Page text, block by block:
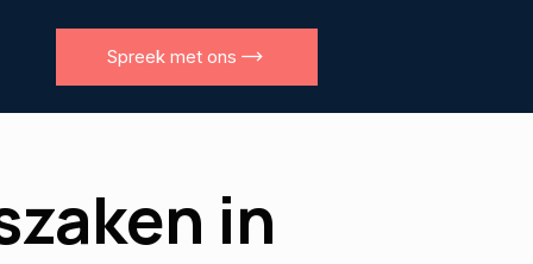
Spreek met ons
in